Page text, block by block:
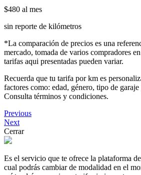
$480 al mes
sin reporte de kilómetros
*La comparación de precios es una
mercado, tomada de varios compradores
tarifas aqui presentadas pueden variar.
Recuerda que tu tarifa por km es
factores como: edad, género, tipo de
Consulta términos y condiciones.
Previous
Next
Cerrar
Es el servicio que te ofrece la plataforma de
cual podrás cambiar de modalidad en el